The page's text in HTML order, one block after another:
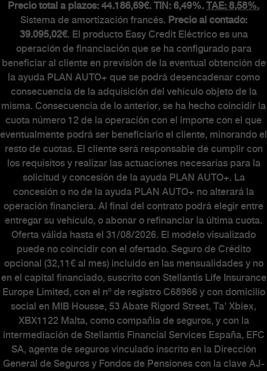
Precio total a plazos: 44.186,69€. TIN: 6,49%. TAE: 8,58%.
Sistema de amortización francés. Precio al contado:
39.095,02€. El producto Easy Credit Eléctrico es una
operación de financiación que se ha configurado para
beneficiar al cliente en previsión de la eventual obtención de
la ayuda PLAN AUTO+ que se podrá desencadenar como
consecuencia de la adquisición del vehículo objeto de la
misma. Consecuencia de lo anterior, se ha hecho coincidir la
cuota número 12 de la operación con el importe con el que
eventualmente podrá ser beneficiario el cliente, minorando el
resto de cuotas. El cliente será responsable de cumplir con
los requisitos y realizar las actuaciones necesarias para la
solicitud y concesión de la ayuda PLAN AUTO+. La
concesión o no de la ayuda PLAN AUTO+ no alterará la
operación financiera. Al final del contrato podrá elegir entre
entregar su vehículo, o abonar o refinanciar la última cuota.
Oferta válida hasta el 31/08/2026. El modelo visualizado
puede no coincidir con el ofertado. Seguro de Crédito
opcional (32,11€ al mes) incluido en las mensualidades y no
en el capital financiado, suscrito con Stellantis Life Insurance
Europe Limited, con el nº de registro C68966 y con domicilio
social en MIB Housse, 53 Abate Rigord Street, Ta’ Xbiex,
XBX1122 Malta, como compañía de seguros, y con la
intermediación de Stellantis Financial Services España, EFC
SA, agente de seguros vinculado inscrito en la Dirección
General de Seguros y Fondos de Pensiones con la clave AJ-